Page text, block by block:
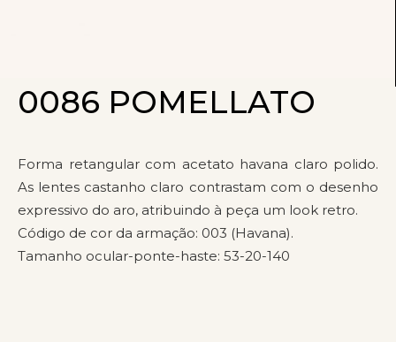
0086 POMELLATO
Forma retangular com acetato havana claro polido.
As lentes castanho claro contrastam com o desenho
expressivo do aro, atribuindo à peça um look retro.
Código de cor da armação: 003 (Havana).
Tamanho ocular-ponte-haste: 53-20-140